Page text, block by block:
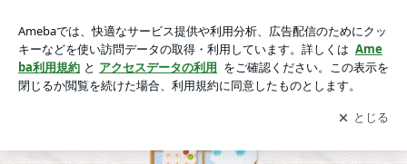
アプリをダウンロードして ブログの更新通知
を受け取りまし
ょう。
開く